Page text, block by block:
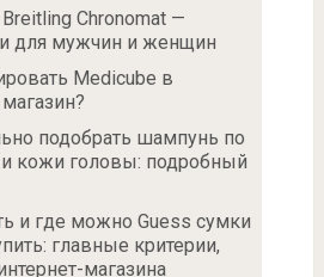
Chronomat —
для мужчин и женщин
Medicube в
подобрать шампунь по
и кожи головы: подробный
и где можно Guess сумки
главные критерии,
магазина